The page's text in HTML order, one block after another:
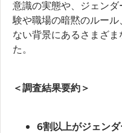
意識の実態や、ジェン
験や職場の暗黙のルー
ない背景にあるさまざ
た。
＜調査結果要約＞
6割以上がジェン